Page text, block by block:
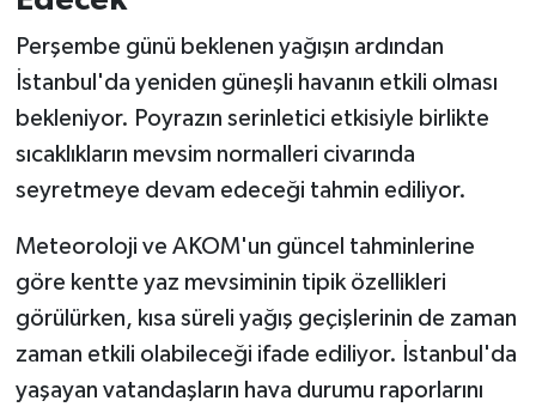
Perşembe günü beklenen yağışın ardından
İstanbul'da yeniden güneşli havanın etkili olması
bekleniyor. Poyrazın serinletici etkisiyle birlikte
sıcaklıkların mevsim normalleri civarında
seyretmeye devam edeceği tahmin ediliyor.
Meteoroloji ve AKOM'un güncel tahminlerine
göre kentte yaz mevsiminin tipik özellikleri
görülürken, kısa süreli yağış geçişlerinin de zaman
zaman etkili olabileceği ifade ediliyor. İstanbul'da
yaşayan vatandaşların hava durumu raporlarını